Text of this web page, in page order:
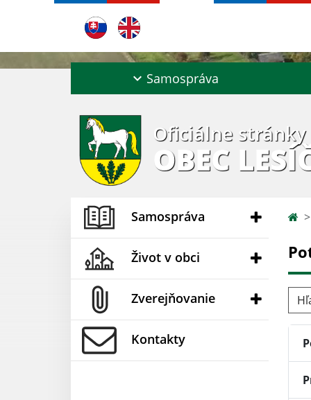
Samospráva
Oficiálne stránky
OBEC
Samospráva
Život v obci
Zverejňovanie
Kontakty